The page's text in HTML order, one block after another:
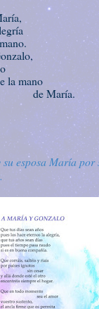
mano
de María.
esposa María por